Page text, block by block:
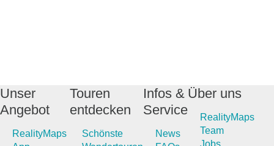
Unser
Angebot
RealityMaps
Touren
entdecken
Schönste
Infos &
Service
News
Über uns
RealityMaps
Team
Jobs